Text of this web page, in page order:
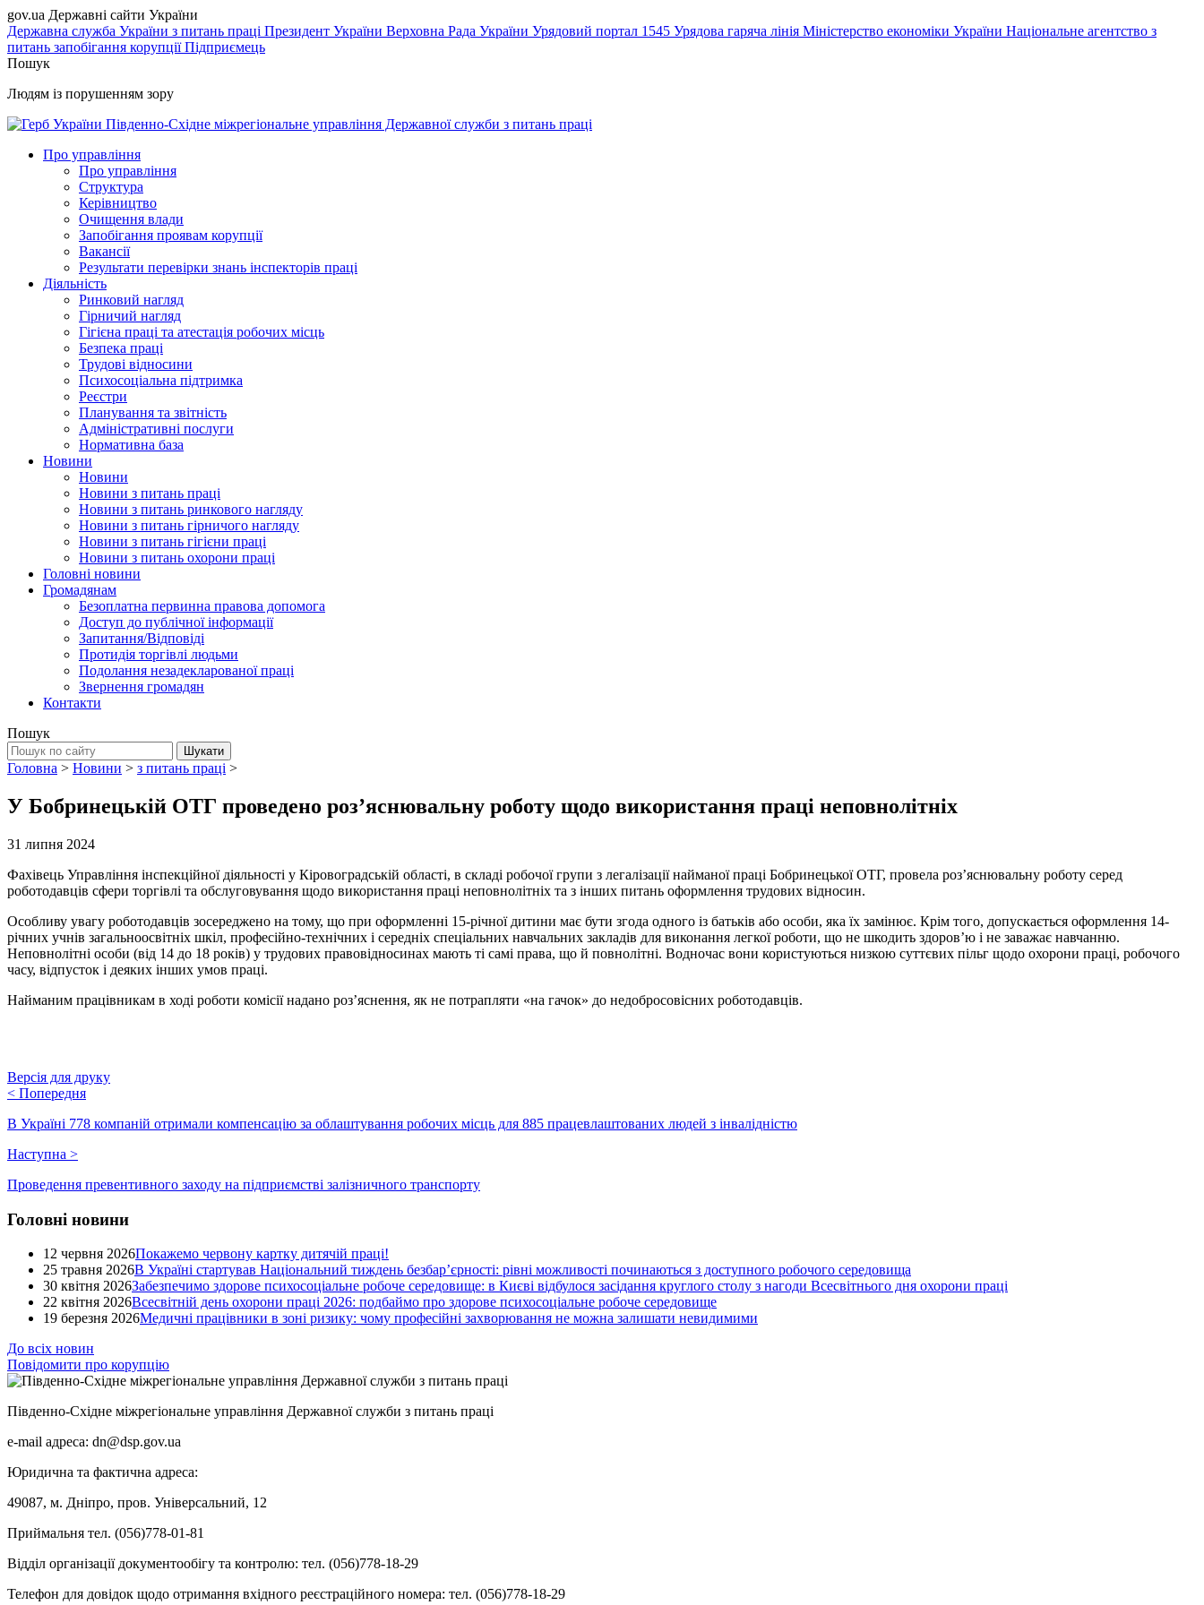
gov.ua Державні сайти України
Державна служба України з питань праці Президент України Верховна Рада України Урядовий портал 1545 Урядова гаряча лінія Міністерство економіки України Національне агентство з
питань запобігання корупціїПідприємець
Пошук
Людям із порушенням зору
Південно-Східне міжрегіональне управління Державної служби з питань праці
Про управління
Про управління
Структура
Керівництво
Очищення влади
Запобігання проявам корупції
Вакансії
Результати перевірки знань інспекторів праці
Діяльність
Ринковий нагляд
Гірничий нагляд
Гігієна праці та атестація робочих місць
Безпека праці
Трудові відносини
Психосоціальна підтримка
Реєстри
Планування та звітність
Адміністративні послуги
Нормативна база
Новини
Новини
Новини з питань праці
Новини з питань ринкового нагляду
Новини з питань гірничого нагляду
Новини з питань гігієни праці
Новини з питань охорони праці
Головні новини
Громадянам
Безоплатна первинна правова допомога
Доступ до публічної інформації
Запитання/Відповіді
Протидія торгівлі людьми
Подолання незадекларованої праці
Звернення громадян
Контакти
Пошук
Головна > Новини > з питань праці >
У Бобринецькій ОТГ проведено роз’яснювальну роботу щодо використання праці неповнолітніх
31 липня 2024
Фахівець Управління інспекційної діяльності у Кіровоградській області, в складі робочої групи з легалізації найманої праці Бобринецької ОТГ, провела роз’яснювальну роботу серед
роботодавців сфери торгівлі та обслуговування щодо використання праці неповнолітніх та з інших питань оформлення трудових відносин.
Особливу увагу роботодавців зосереджено на тому, що при оформленні 15-річної дитини має бути згода одного із батьків або особи, яка їх замінює. Крім того, допускається оформлення 14-
річних учнів загальноосвітніх шкіл, професійно-технічних і середніх спеціальних навчальних закладів для виконання легкої роботи, що не шкодить здоров’ю і не заважає навчанню.
Неповнолітні особи (від 14 до 18 років) у трудових правовідносинах мають ті самі права, що й повнолітні. Водночас вони користуються низкою суттєвих пільг щодо охорони праці, робочого
часу, відпусток і деяких інших умов праці.
Найманим працівникам в ході роботи комісії надано роз’яснення, як не потрапляти «на гачок» до недобросовісних роботодавців.
Версія для друку
< Попередня
В Україні 778 компаній отримали компенсацію за облаштування робочих місць для 885 працевлаштованих людей з інвалідністю
Наступна >
Проведення превентивного заходу на підприємстві залізничного транспорту
Головні новини
12 червня 2026Покажемо червону картку дитячій праці!
25 травня 2026В Україні стартував Національний тиждень безбар’єрності: рівні можливості починаються з доступного робочого середовища
30 квітня 2026Забезпечимо здорове психосоціальне робоче середовище: в Києві відбулося засідання круглого столу з нагоди Всесвітнього дня охорони праці
22 квітня 2026Всесвітній день охорони праці 2026: подбаймо про здорове психосоціальне робоче середовище
19 березня 2026Медичні працівники в зоні ризику: чому професійні захворювання не можна залишати невидимими
До всіх новин
Повідомити про корупцію
Південно-Східне міжрегіональне управління Державної служби з питань праці
e-mail адреса: dn@dsp.gov.ua
Юридична та фактична адреса:
49087, м. Дніпро, пров. Універсальний, 12
Приймальня тел. (056)778-01-81
Відділ організації документообігу та контролю: тел. (056)778-18-29
Телефон для довідок щодо отримання вхідного реєстраційного номера: тел. (056)778-18-29